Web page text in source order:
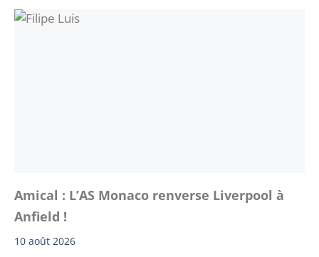
Amical : L’AS Monaco renverse Liverpool à
Anfield !
10 août 2026